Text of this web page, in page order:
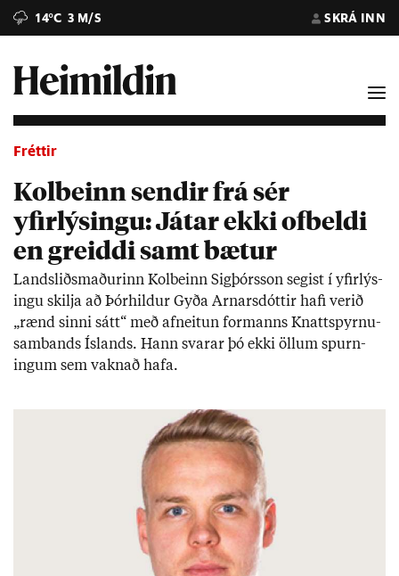
14°C 3 M/S SKRÁ INN
Fréttir
Kolbeinn sendir frá sér
yfirlýsingu: Játar ekki ofbeldi
en greiddi samt bætur
Lands­liðs­mað­ur­inn Kol­beinn Sig­þórs­son seg­ist í yf­ir­lýs­
ingu skilja að Þór­hild­ur Gyða Arn­ars­dótt­ir hafi ver­ið
„rænd sinni sátt“ með af­neit­un for­manns Knatt­spyrnu­
sam­bands Ís­lands. Hann svar­ar þó ekki öll­um spurn­
ing­um sem vakn­að hafa.